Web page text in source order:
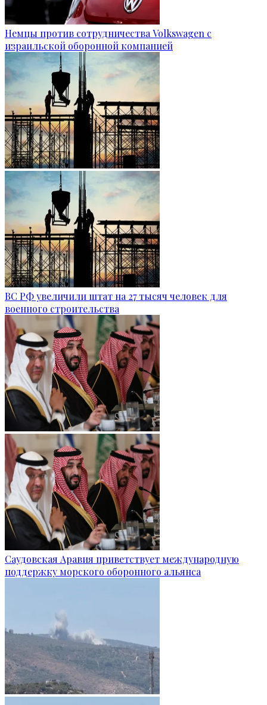
Немцы против сотрудничества Volkswagen с
израильской оборонной компанией
ВС РФ увеличили штат на 27 тысяч человек для
военного строительства
Саудовская Аравия приветствует международную
поддержку морского оборонного альянса